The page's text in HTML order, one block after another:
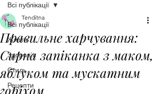
Всі публікації
Життя
Здоров'я
Стиль
Рецепти
Всі публікації
Правильне харчування:
Сирна запіканка з маком,
яблуком та мускатним
горіхом
Tenditna